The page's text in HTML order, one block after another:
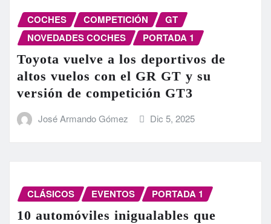
COCHES COMPETICIÓN
GT
NOVEDADES COCHES
PORTADA 1
Toyota vuelve a los deportivos de
altos vuelos con el GR GT y su
versión de competición GT3
José Armando Gómez Dic 5, 2025
CLÁSICOS EVENTOS PORTADA 1
10 automóviles inigualables que